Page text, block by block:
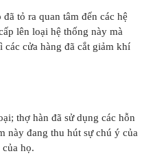
tỏ ra quan tâm đến các hệ
lên loại hệ thống này mà
cửa hàng đã cắt giảm khí
thợ hàn đã sử dụng các hỗn
này đang thu hút sự chú ý của
họ.